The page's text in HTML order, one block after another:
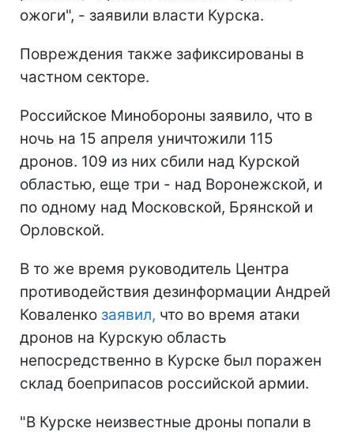
ожоги", - заявили власти Курска.
Повреждения также зафиксированы в
частном секторе.
Российское Минобороны заявило, что в
ночь на 15 апреля уничтожили 115
дронов. 109 из них сбили над Курской
областью, еще три - над Воронежской, и
по одному над Московской, Брянской и
Орловской.
В то же время руководитель Центра
противодействия дезинформации Андрей
Коваленко заявил, что во время атаки
дронов на Курскую область
непосредственно в Курске был поражен
склад боеприпасов российской армии.
"В Курске неизвестные дроны попали в